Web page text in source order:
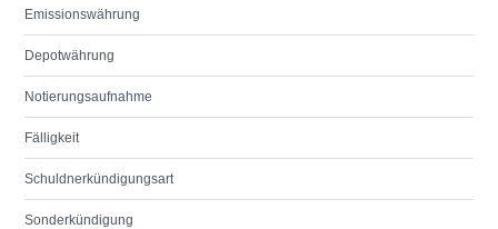
Emissionswährung
Depotwährung
Notierungsaufnahme
Fälligkeit
Schuldnerkündigungsart
Sonderkündigung